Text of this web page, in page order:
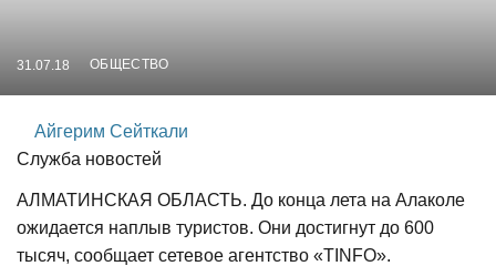
31.07.18 ОБЩЕСТВО
Айгерим Сейткали
Служба новостей
АЛМАТИНСКАЯ ОБЛАСТЬ. До конца лета на Алаколе
ожидается наплыв туристов. Они достигнут до 600
тысяч, сообщает сетевое агентство «TINFO».